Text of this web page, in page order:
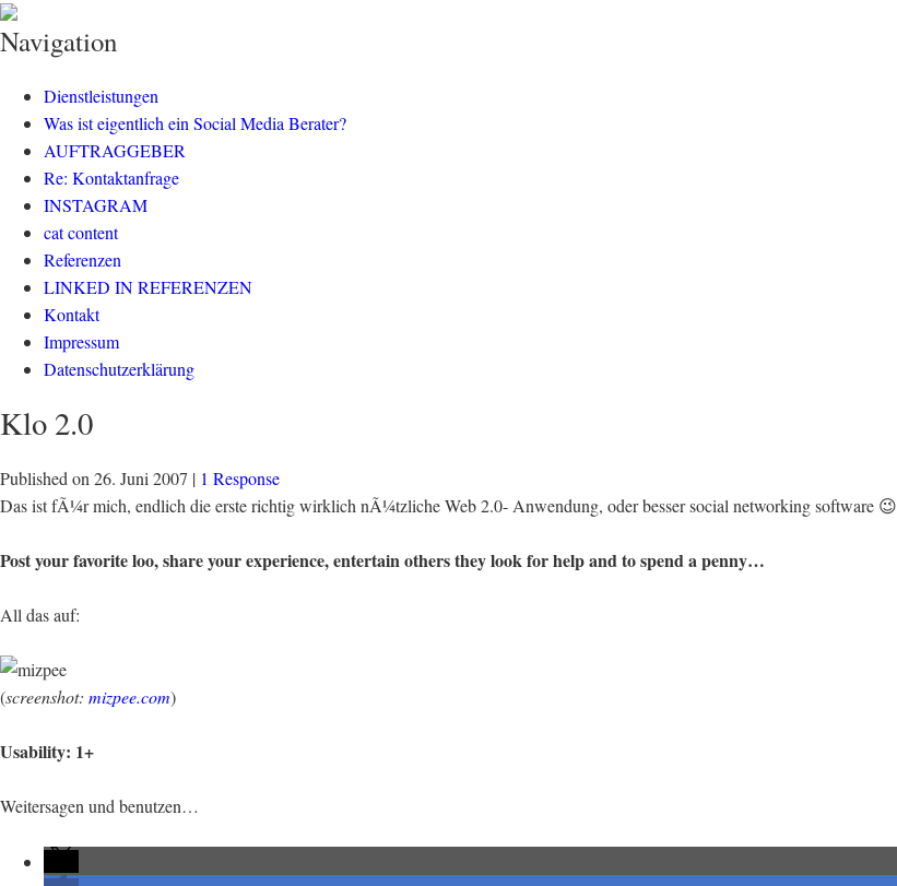
klisch.net
social media rockt
Navigation
Dienstleistungen
Was ist eigentlich ein Social Media Berater?
AUFTRAGGEBER
Re: Kontaktanfrage
INSTAGRAM
cat content
Referenzen
LINKED IN REFERENZEN
Kontakt
Impressum
Datenschutzerklärung
Klo 2.0
Published on 26. Juni 2007 | 1 Response
Das ist fÃ¼r mich, endlich die erste richtig wirklich nÃ¼tzliche Web 2.0- Anwendung, oder besser social networking software 😉
Post your favorite loo, share your experience, entertain others they look for help and to spend a penny…
All das auf:
(screenshot: mizpee.com)
Usability: 1+
Weitersagen und benutzen…